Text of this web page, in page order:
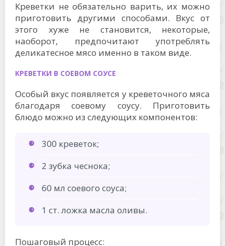
Креветки не обязательно варить, их можно
приготовить другими способами. Вкус от
этого хуже не становится, некоторые,
наоборот, предпочитают употреблять
деликатесное мясо именно в таком виде.
КРЕВЕТКИ В СОЕВОМ СОУСЕ
Особый вкус появляется у креветочного мяса
благодаря соевому соусу. Приготовить
блюдо можно из следующих компонентов:
300 креветок;
2 зубка чеснока;
60 мл соевого соуса;
1 ст. ложка масла оливы.
Пошаговый процесс: